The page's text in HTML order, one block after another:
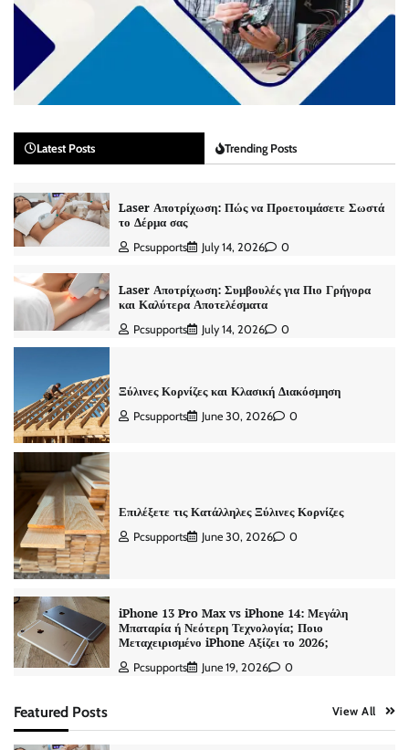
Latest Posts Trending Posts
Laser Αποτρίχωση: Πώς να Προετοιμάσετε Σωστά
το Δέρμα σας
Pcsupports July 14, 2026 0
Laser Αποτρίχωση: Συμβουλές για Πιο Γρήγορα
και Καλύτερα Αποτελέσματα
Pcsupports July 14, 2026 0
Ξύλινες Κορνίζες και Κλασική Διακόσμηση
Pcsupports June 30, 2026 0
Επιλέξετε τις Κατάλληλες Ξύλινες Κορνίζες
Pcsupports June 30, 2026 0
iPhone 13 Pro Max vs iPhone 14: Μεγάλη
Μπαταρία ή Νεότερη Τεχνολογία; Ποιο
Μεταχειρισμένο iPhone Αξίζει το 2026;
Pcsupports June 19, 2026 0
Featured Posts View All